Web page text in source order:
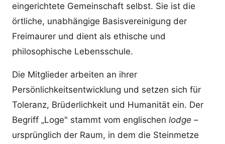
eingerichtete Gemeinschaft selbst. Sie ist die
örtliche, unabhängige Basisvereinigung der
Freimaurer und dient als ethische und
philosophische Lebensschule.
Die Mitglieder arbeiten an ihrer
Persönlichkeitsentwicklung und setzen sich für
Toleranz, Brüderlichkeit und Humanität ein. Der
Begriff „Loge" stammt vom englischen lodge –
ursprünglich der Raum, in dem die Steinmetze